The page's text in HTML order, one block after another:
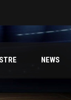
del Grifone
NEWS